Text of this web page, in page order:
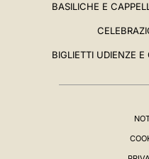
BASILICHE E
BIGLIETTI UDIENZE E